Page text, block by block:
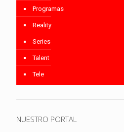
Programas
Reality
Series
Talent
Tele
NUESTRO PORTAL